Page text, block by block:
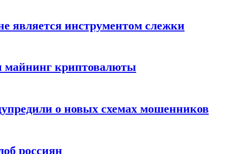
является инструментом слежки
майнинг криптовалюты
о новых схемах мошенников
россиян